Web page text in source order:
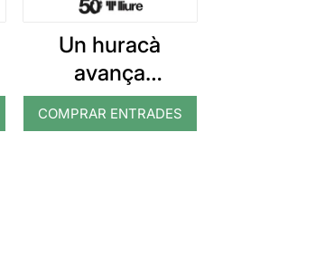
Un huracà
avança
alegrement
COMPRAR ENTRADES